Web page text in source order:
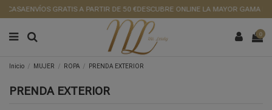
ENVÍOS GRATIS A PARTIR DE 50 €DESCUBRE ONLINE LA MAYOR GAMA DE
0
Inicio MUJER ROPA PRENDA EXTERIOR
PRENDA EXTERIOR